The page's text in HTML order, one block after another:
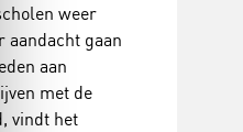
weer
aandacht gaan
aan
met de
vindt het